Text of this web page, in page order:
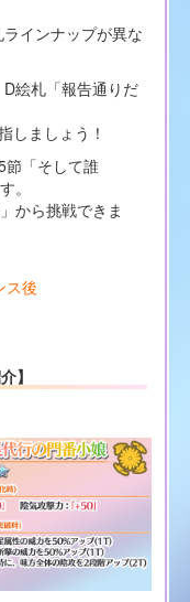
インナップが異な
絵札「報告通りだ
しましょう！
節「そして誰
。
から挑戦できま
ス後
】